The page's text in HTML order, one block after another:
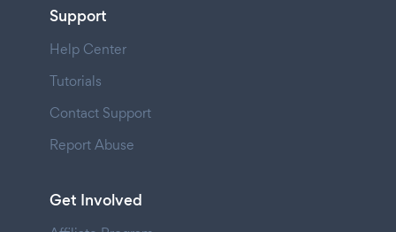
Support
Help Center
Tutorials
Contact Support
Report Abuse
Get Involved